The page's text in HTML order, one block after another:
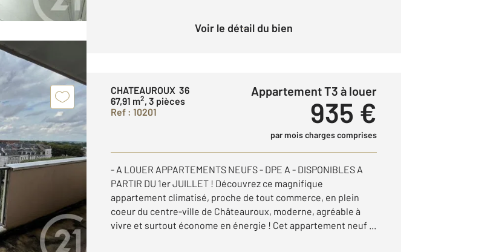
Voir le détail du bien
CHATEAUROUX 36
67,91 m2, 3 pièces
Ref : 10201
Appartement T3 à louer
935 €
par mois charges comprises
- A LOUER APPARTEMENTS NEUFS - DPE A - DISPONIBLES A
PARTIR DU 1er JUILLET ! Découvrez ce magnifique
appartement climatisé, proche de tout commerce, en plein
coeur du centre-ville de Châteauroux, moderne, agréable à
vivre et surtout économe en énergie ! Cet appartement neuf ...